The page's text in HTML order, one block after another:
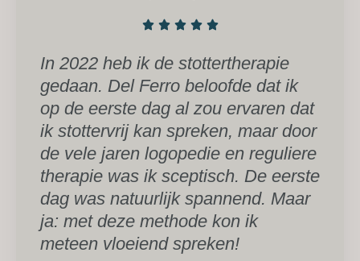
In 2022 heb ik de stottertherapie
gedaan. Del Ferro beloofde dat ik
op de eerste dag al zou ervaren dat
ik stottervrij kan spreken, maar door
de vele jaren logopedie en reguliere
therapie was ik sceptisch. De eerste
dag was natuurlijk spannend. Maar
ja: met deze methode kon ik
meteen vloeiend spreken!